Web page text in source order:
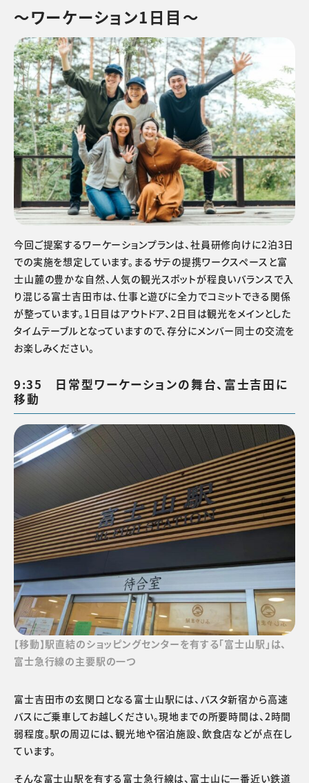
～ワーケーション1日目～
今回ご提案するワーケーションプランは、社員研修向けに2泊3日
での実施を想定しています。まるサテの提携ワークスペースと富
士山麓の豊かな自然、人気の観光スポットが程良いバランスで入
り混じる富士吉田市は、仕事と遊びに全力でコミットできる関係
が整っています。1日目はアウトドア、2日目は観光をメインとした
タイムテーブルとなっていますので、存分にメンバー同士の交流を
お楽しみください。
9:35 日常型ワーケーションの舞台、富士吉田に
移動
【移動】駅直結のショッピングセンターを有する「富士山駅」は、
富士急行線の主要駅の一つ
富士吉田市の玄関口となる富士山駅には、バスタ新宿から高速
バスにご乗車してお越しください。現地までの所要時間は、2時間
弱程度。駅の周辺には、観光地や宿泊施設、飲食店などが点在し
ています。
そんな富士山駅を有する富士急行線は、富士山に一番近い鉄道